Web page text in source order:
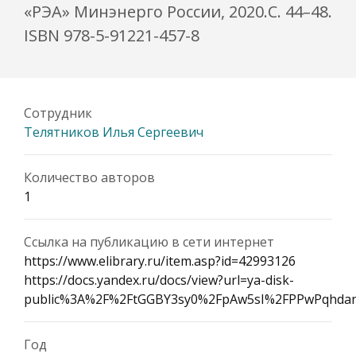
«РЭА» Минэнерго России, 2020.С. 44–48.
ISBN 978-5-91221-457-8
Сотрудник
Телятников Илья Сергеевич
Количество авторов
1
Ссылка на публикацию в сети интернет
https://www.elibrary.ru/item.asp?id=42993126
https://docs.yandex.ru/docs/view?url=ya-disk-
Год